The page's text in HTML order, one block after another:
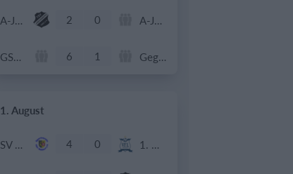
A-Jugend - SG TSV Abensberg 2 0 A-Jugend - JFG Donautal Bad Abbach
GSV Langenfeld-Wiescheid 6 1 Gegner
1. August
SV Walldorf 4 0 1. Mannschaft